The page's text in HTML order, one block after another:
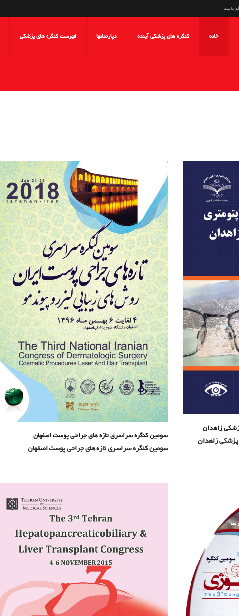
خانه کنگره های پزشکی آینده دپارتمانها فهرست کنگره های پزشکی
زاهدان
پزشکی زاهدان سومین کنگره سراسری تازه های جراحی پوست اصفهان
سومین کنگره سراسری تازه های جراحی پوست اصفهان